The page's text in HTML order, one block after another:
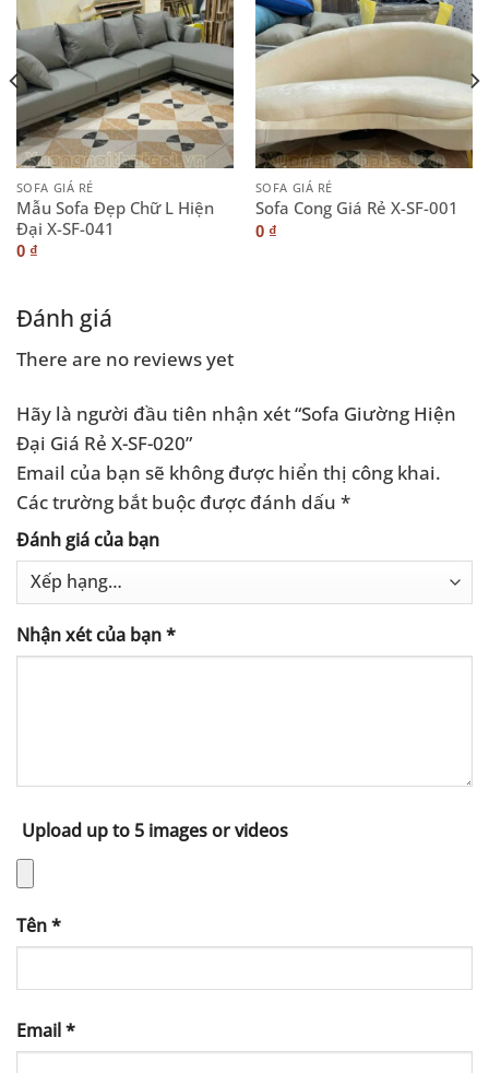
SOFA GIÁ RẺ
Mẫu Sofa Đẹp Chữ L Hiện
Đại X-SF-041
0 ₫
SOFA GIÁ RẺ
Sofa Cong Giá Rẻ X-SF-001
0 ₫
Đánh giá
There are no reviews yet
Hãy là người đầu tiên nhận xét “Sofa Giường Hiện
Đại Giá Rẻ X-SF-020”
Email của bạn sẽ không được hiển thị công khai.
Các trường bắt buộc được đánh dấu *
Đánh giá của bạn
Nhận xét của bạn*
Upload up to 5 images or videos
Tên*
Email*